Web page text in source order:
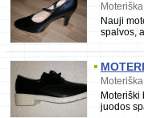
Nauji
spalvos,
Moteriški
juodos